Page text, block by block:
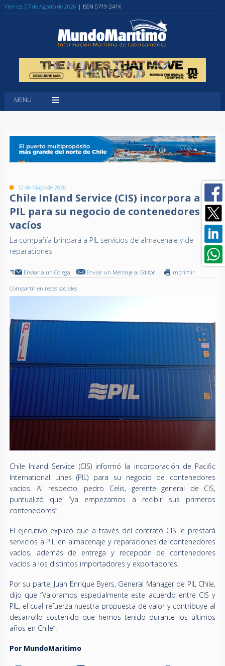
Viernes, 07 de Agosto de 2026 | ISSN 0719-241X
MENU
12 de Mayo de 2026
Chile Inland Service (CIS) incorpora a
PIL para su negocio de contenedores
vacíos
La compañía brindará a PIL servicios de almacenaje y de
reparaciones
Enviar a un Colega Enviar un Mensaje al Editor Imprimir
Compartir en redes sociales
Chile Inland Service (CIS) informó la incorporación de Pacific
International Lines (PIL) para su negocio de contenedores
vacíos. Al respecto, pedro Celis, gerente general de CIS,
puntualizó que “ya empezamos a recibir sus primeros
contenedores”.
El ejecutivo explicó que a través del contrató CIS le prestará
servicios a PIL en almacenaje y reparaciones de contenedores
vacíos, además de entrega y recepción de contenedores
vacíos a los distintos importadores y exportadores.
Por su parte, Juan Enrique Byers, General Manager de PIL Chile,
dijo que “Valoramos especialmente este acuerdo entre CIS y
PIL, el cual refuerza nuestra propuesta de valor y contribuye al
desarrollo sostenido que hemos tenido durante los últimos
años en Chile”.
Por MundoMaritimo